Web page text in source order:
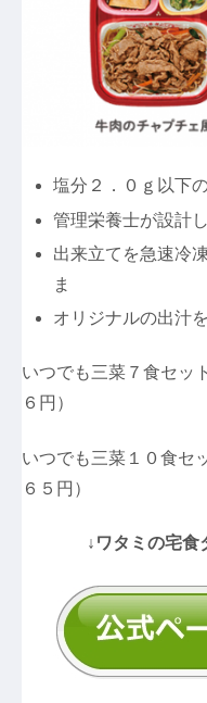
塩分２．０ｇ以下
管理栄養士が設計
出来立てを急速冷
ま
オリジナルの出汁
いつでも三菜７食セッ
６円）
いつでも三菜１０食セ
６５円）
↓ワタミの宅食